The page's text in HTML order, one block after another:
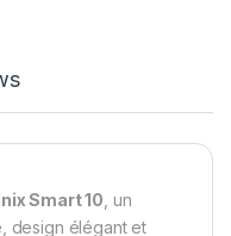
Smart 10 , un
design élégant et